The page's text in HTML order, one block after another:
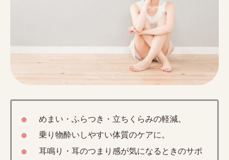
めまい・ふらつき・立ちくらみの軽減。
乗り物酔いしやすい体質のケアに。
耳鳴り・耳のつまり感が気になるときのサポ